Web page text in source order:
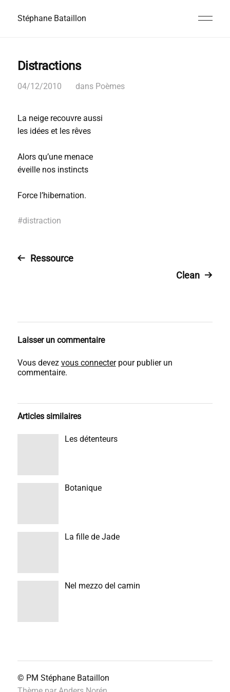
Stéphane Bataillon
Distractions
04/12/2010 dans Poèmes
La neige recouvre aussi
les idées et les rêves
Alors qu’une menace
éveille nos instincts
Force l’hibernation.
#distraction
Ressource
Clean
Laisser un commentaire
Vous devez vous connecterpour publier un
commentaire.
Articles similaires
Les détenteurs
Botanique
La fille de Jade
Nel mezzo del camin
© PM Stéphane Bataillon